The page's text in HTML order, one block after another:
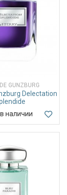
GUNZBURG
Delectation
наличии